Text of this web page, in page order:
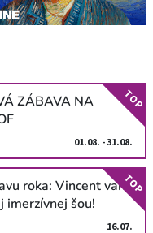
ZÁBAVA NA
01.08. - 31.08.
TOP
roka: Vincent van
imerzívnej šou!
16.07.
TOP